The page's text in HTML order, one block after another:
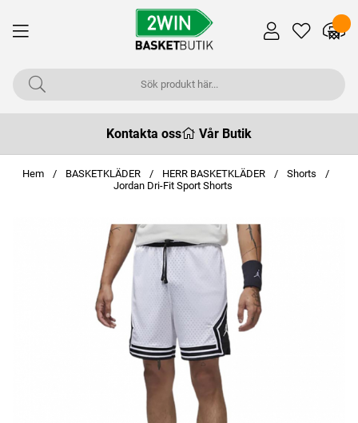
Kontakta oss Vår Butik
Hem BASKETKLÄDER HERR BASKETKLÄDER
Shorts
Jordan Dri-Fit Sport Shorts